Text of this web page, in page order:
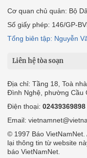
Cơ quan chủ quản: Bộ
Số giấy phép: 146/GP-
Tổng biên tập: Nguyễn
Liên hệ tòa soạn
Địa chỉ: Tầng 18, Toà
Đình Nghệ, phường Cầu
Điện thoại: 02439369898
Email:
© 1997 Báo
lại thông tin từ website
báo VietNamNet.